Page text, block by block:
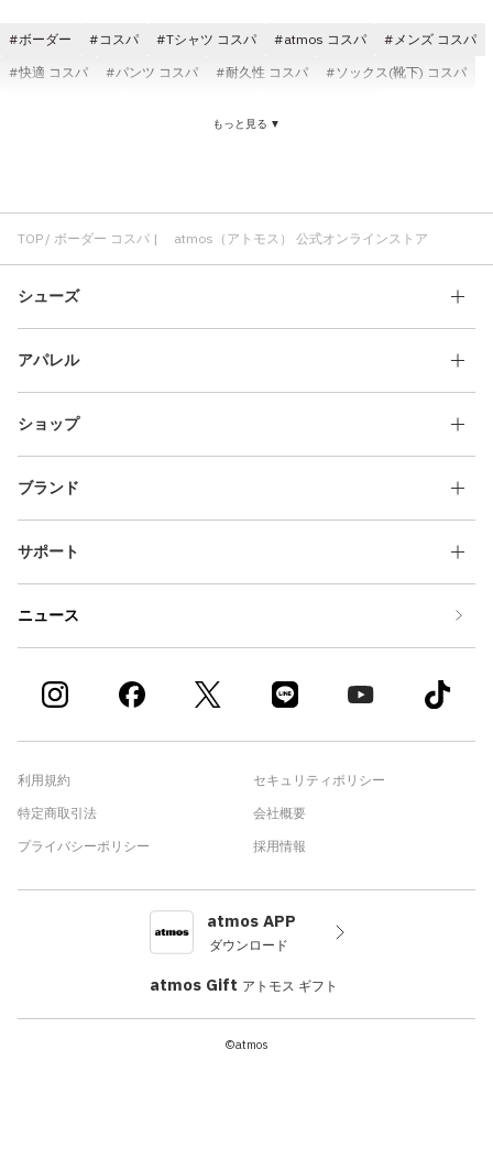
ボーダー コスパ Tシャツ コスパ atmos コスパ
メンズ コスパ
快適 コスパ
パンツ コスパ 耐久性 コスパ
ソックス(靴下) コスパ
ボーダー 長袖T
もっと見る ▼
TOP ボーダー コスパ | atmos（アトモス） 公式オンラインストア
シューズ
アパレル
ショップ
ブランド
サポート
ニュース
利用規約
特定商取引法
プライバシーポリシー
セキュリティポリシー
会社概要
採用情報
atmos APP
ダウンロード
atmos Gift アトモス ギフト
©atmos